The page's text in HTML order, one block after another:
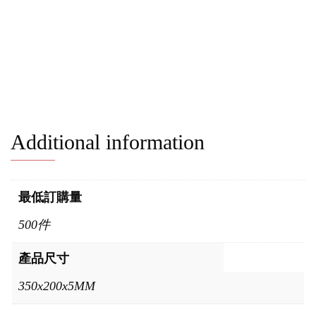
Additional information
最低訂購量
500件
產品尺寸
350x200x5MM